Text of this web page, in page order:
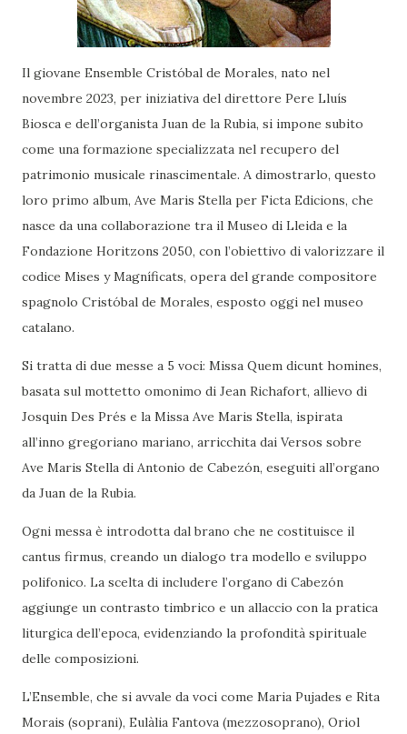
Il giovane Ensemble Cristóbal de Morales, nato nel
novembre 2023, per iniziativa del direttore Pere Lluís
Biosca e dell’organista Juan de la Rubia, si impone subito
come una formazione specializzata nel recupero del
patrimonio musicale rinascimentale. A dimostrarlo, questo
loro primo album, Ave Maris Stella per Ficta Edicions, che
nasce da una collaborazione tra il Museo di Lleida e la
Fondazione Horitzons 2050, con l’obiettivo di valorizzare il
codice Mises y Magníficats, opera del grande compositore
spagnolo Cristóbal de Morales, esposto oggi nel museo
catalano.
Si tratta di due messe a 5 voci: Missa Quem dicunt homines,
basata sul mottetto omonimo di Jean Richafort, allievo di
Josquin Des Prés e la Missa Ave Maris Stella, ispirata
all’inno gregoriano mariano, arricchita dai Versos sobre
Ave Maris Stella di Antonio de Cabezón, eseguiti all’organo
da Juan de la Rubia.
Ogni messa è introdotta dal brano che ne costituisce il
cantus firmus, creando un dialogo tra modello e sviluppo
polifonico. La scelta di includere l’organo di Cabezón
aggiunge un contrasto timbrico e un allaccio con la pratica
liturgica dell’epoca, evidenziando la profondità spirituale
delle composizioni.
L’Ensemble, che si avvale da voci come Maria Pujades e Rita
Morais (soprani), Eulàlia Fantova (mezzosoprano), Oriol